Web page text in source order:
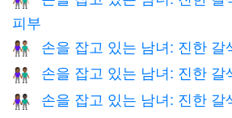
피부
👩🏾‍🤝‍👨🏽 손을 잡고 있는 남녀: 진한 갈
👫🏾 손을 잡고 있는 남녀: 진한 갈
👩🏾‍🤝‍👨🏿
손을 잡고 있는 남녀: 진한 갈